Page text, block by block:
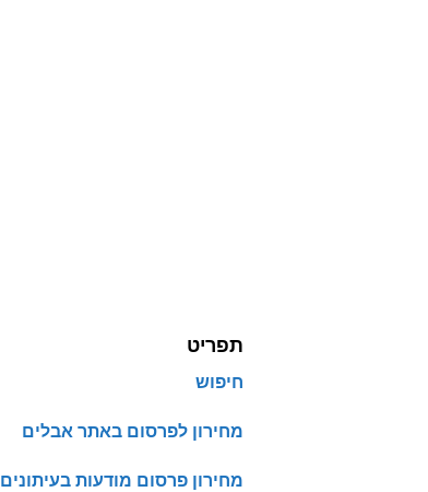
תפריט
חיפוש
מחירון לפרסום באתר אבלים
מחירון פרסום מודעות בעיתונים